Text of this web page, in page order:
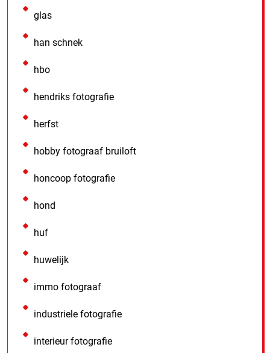
glas
han schnek
hbo
hendriks fotografie
herfst
hobby fotograaf bruiloft
honcoop fotografie
hond
huf
huwelijk
immo fotograaf
industriele fotografie
interieur fotografie